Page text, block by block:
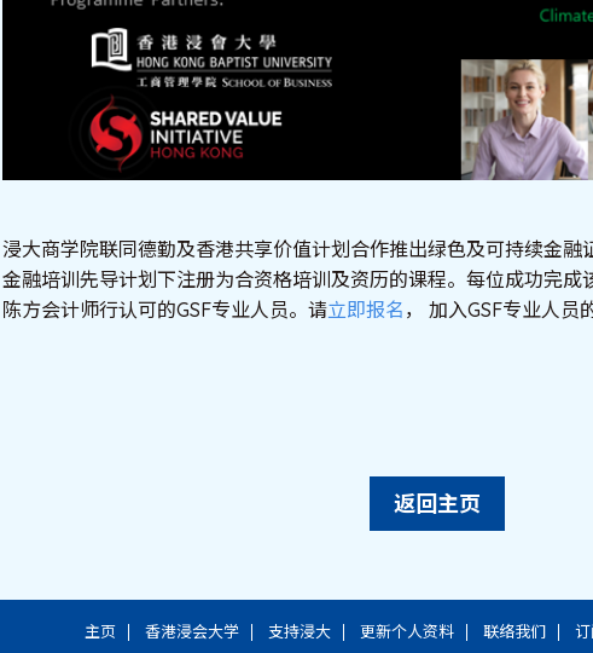
浸大商学院联同德勤及香港共享价值计划合作推出绿色及可持续金融
金融培训先导计划下注册为合资格培训及资历的课程。每位成功完
陈方会计师行认可的GSF专业人员。请立即报名 ， 加入GSF专业人员
返回主页
主页 香港浸会大学 支持浸大 更新个人资料 联络我们